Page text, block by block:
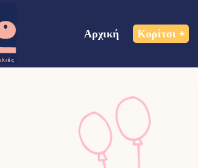
Αρχική Κορίτσι